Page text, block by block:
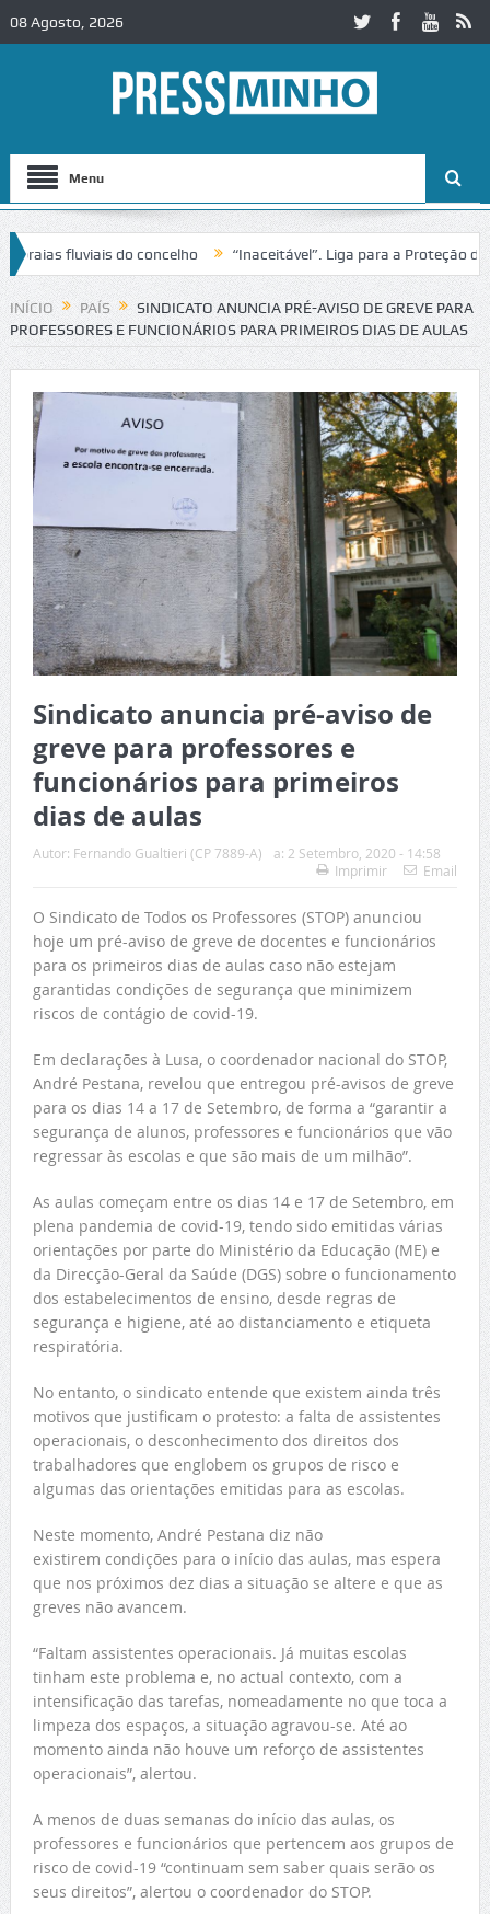
08 Agosto, 2026
Menu
fluviais do concelho “Inaceitável”. Liga para a Proteção da
no IC2 em Alcobaça Igreja do Castelo de Cerveira
INÍCIO PAÍS
SINDICATO ANUNCIA PRÉ-AVISO DE GREVE PARA
PROFESSORES E FUNCIONÁRIOS PARA PRIMEIROS DIAS DE AULAS
Sindicato anuncia pré-aviso de
greve para professores e
funcionários para primeiros
dias de aulas
Autor: Fernando Gualtieri (CP 7889-A) a: 2 Setembro, 2020 - 14:58
Imprimir
Email
O Sindicato de Todos os Professores (STOP) anunciou
hoje um pré-aviso de greve de docentes e funcionários
para os primeiros dias de aulas caso não estejam
garantidas condições de segurança que minimizem
riscos de contágio de covid-19.
Em declarações à Lusa, o coordenador nacional do STOP,
André Pestana, revelou que entregou pré-avisos de greve
para os dias 14 a 17 de Setembro, de forma a “garantir a
segurança de alunos, professores e funcionários que vão
regressar às escolas e que são mais de um milhão”.
As aulas começam entre os dias 14 e 17 de Setembro, em
plena pandemia de covid-19, tendo sido emitidas várias
orientações por parte do Ministério da Educação (ME) e
da Direcção-Geral da Saúde (DGS) sobre o funcionamento
dos estabelecimentos de ensino, desde regras de
segurança e higiene, até ao distanciamento e etiqueta
respiratória.
No entanto, o sindicato entende que existem ainda três
motivos que justificam o protesto: a falta de assistentes
operacionais, o desconhecimento dos direitos dos
trabalhadores que englobem os grupos de risco e
algumas das orientações emitidas para as escolas.
Neste momento, André Pestana diz não
existirem condições para o início das aulas, mas espera
que nos próximos dez dias a situação se altere e que as
greves não avancem.
“Faltam assistentes operacionais. Já muitas escolas
tinham este problema e, no actual contexto, com a
intensificação das tarefas, nomeadamente no que toca a
limpeza dos espaços, a situação agravou-se. Até ao
momento ainda não houve um reforço de assistentes
operacionais”, alertou.
A menos de duas semanas do início das aulas, os
professores e funcionários que pertencem aos grupos de
risco de covid-19 “continuam sem saber quais serão os
seus direitos”, alertou o coordenador do STOP.